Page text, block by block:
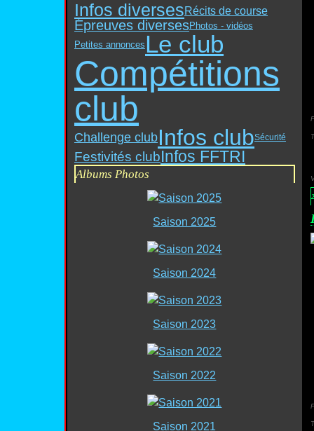
Infos diversesRécits de course
Épreuves diversesPhotos - vidéos
Petites annonces Le club
Compétitions
club
Challenge clubInfos clubSécurité
Festivités clubInfos FFTRI
Albums Photos
Saison 2025
Saison 2024
Saison 2023
Saison 2022
Saison 2021